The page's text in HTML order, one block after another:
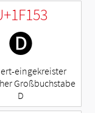
🅓
eingekreister
Großbuchstabe
D